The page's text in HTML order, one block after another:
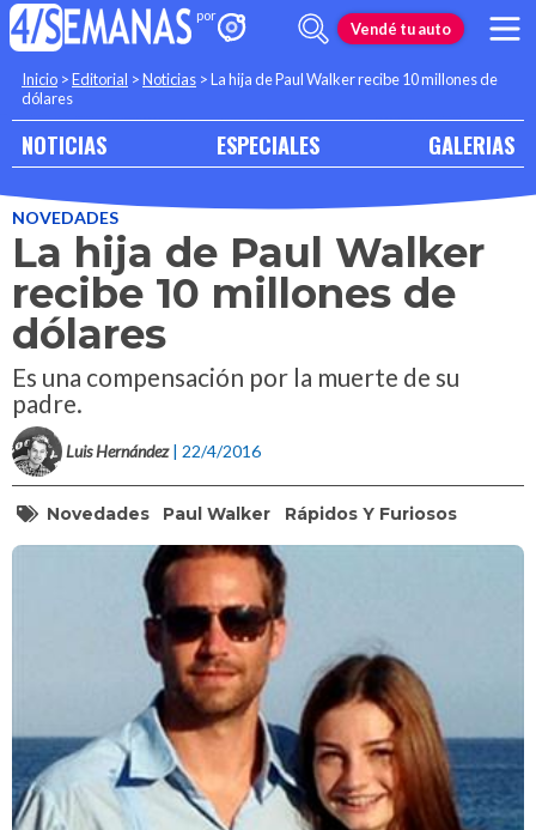
Vendé tu auto
Inicio >Editorial >Noticias >La hija de Paul Walker recibe 10 millones de
dólares
NOTICIAS ESPECIALES GALERIAS
NOVEDADES
La hija de Paul Walker
recibe 10 millones de
dólares
Es una compensación por la muerte de su
padre.
Luis Hernández | 22/4/2016
Novedades Paul Walker Rápidos Y Furiosos